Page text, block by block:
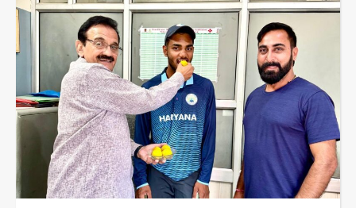
3
28 साल बाद कानून के शिकंजे में आया हत्या का
फरार आरोपी
Team JHJ
डबल मर्डर का मुख्य साजिशकर्ता क्राइम ब्रांच
के हत्थे
Team JHJ